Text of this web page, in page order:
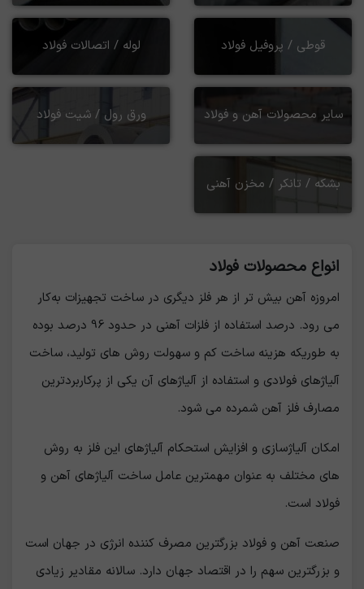
قوطی / پروفیل فولاد لوله / اتصالات فولاد
سایر محصولات آهن و فولاد ورق رول / شیت فولاد
بشکه / تانکر / مخزن آهنی
انواع محصولات فولاد
امروزه آهن بيش تر از هر فلز دیگری در ساخت تجهیزات به‌كار
مي رود. درصد استفاده از فلزات آهنی در حدود 96 درصد بوده
به طوریکه هزینه ساخت کم و سهولت روش های تولید، ساخت
آلیاژهای فولادی و استفاده از آلیاژهای آن یکی از پرکاربردترین
مصارف فلز آهن شمرده می شود.
امکان آلیاژسازی و افزایش استحکام آلیاژهای این فلز به روش
های مختلف به عنوان مهمترین عامل ساخت آلیاژهای آهن و
فولاد است.
صنعت آهن و فولاد بزرگترین مصرف کننده انرژی در جهان است
و بزرگترین سهم را در اقتصاد جهان دارد. سالانه مقادیر زیادی